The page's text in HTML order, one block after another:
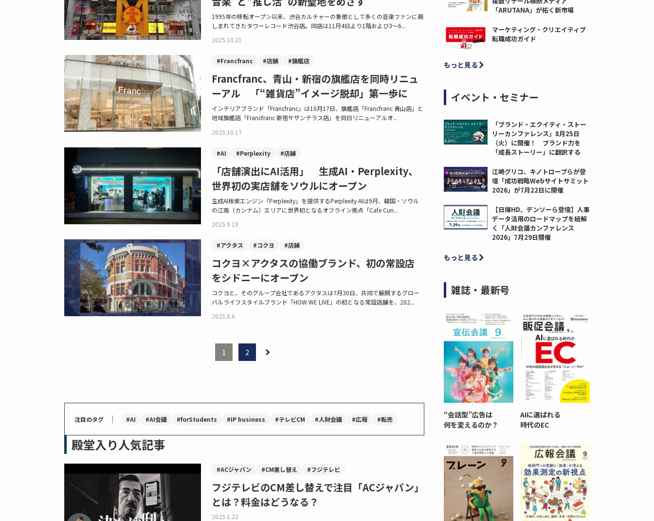
1995年の移転オープン以来、渋谷カルチャーの象徴として多くの音楽ファンに親
しまれてきたタワーレコード渋谷店。同店は11月4日より1階および3〜6...
2025.10.21
#Francfranc #店舗 #旗艦店
Francfranc、青山・新宿の旗艦店を同時リニュ
ーアル 「“雑貨店”イメージ脱却」第一歩に
インテリアブランド「Francfranc」は10月17日、旗艦店「Francfranc 青山店」と
地域旗艦店「Francfranc 新宿サザンテラス店」を同日リニューアルオ...
2025.10.17
#AI #Perplexity #店舗
「店舗演出にAI活用」 生成AI・Perplexity、
世界初の実店舗をソウルにオープン
生成AI検索エンジン「Perplexity」を提供するPerplexity AIは9月、韓国・ソウル
の江南（カンナム）エリアに世界初となるオフライン拠点「Cafe Curi...
2025.9.19
#アクタス #コクヨ #店舗
コクヨ×アクタスの協働ブランド、初の常設店
をシドニーにオープン
コクヨと、そのグループ会社であるアクタスは7月30日、共同で展開するグロー
バルライフスタイルブランド「HOW WE LIVE」の初となる常設店舗を、202...
2025.8.6
1 2
注目のタグ ｜ #AI #AI会議 #forStudents #IP business #テレビCM #人財会議 #広報 #転売
殿堂入り人気記事
#ACジャパン #CM差し替え #フジテレビ
フジテレビのCM差し替えで注目「ACジャパン」
とは？料金はどうなる？
2025.1.22
「ARUTANA」が拓く新市場
マーケティング・クリエイティブ
転職成功ガイド
もっと見る
イベント・セミナー
「ブランド・エクイティ・ストー
リーカンファレンス」8月25日
（火）に開催！ ブランド力を
「成長ストーリー」に翻訳する
江崎グリコ、キノトロープらが登
壇「成功戦略Webサイトサミット
2026」が7月22日に開催
【日揮HD、デンソーら登壇】人事
データ活用のロードマップを紐解
く「人財会議カンファレンス
2026」7月29日開催
もっと見る
雑誌・最新号
“会話型”広告は
何を変えるのか？
AIに選ばれる
時代のEC